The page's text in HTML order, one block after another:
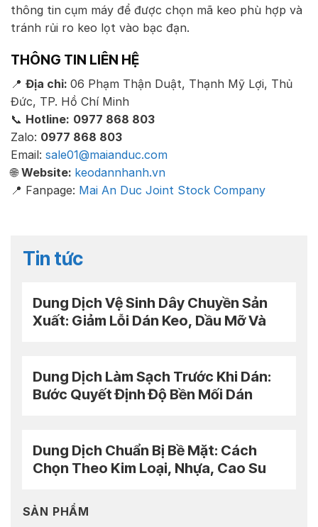
thông tin cụm máy để được chọn mã keo phù hợp và
tránh rủi ro keo lọt vào bạc đạn.
THÔNG TIN LIÊN HỆ
📍 Địa chỉ: 06 Phạm Thận Duật, Thạnh Mỹ Lợi, Thủ
Đức, TP. Hồ Chí Minh
📞 Hotline: 0977 868 803
Zalo: 0977 868 803
Email: sale01@maianduc.com
🌐 Website: keodannhanh.vn
📍 Fanpage: Mai An Duc Joint Stock Company
Tin tức
Dung Dịch Vệ Sinh Dây Chuyền Sản
Xuất: Giảm Lỗi Dán Keo, Dầu Mỡ Và
Dung Dịch Làm Sạch Trước Khi Dán:
Bước Quyết Định Độ Bền Mối Dán
Dung Dịch Chuẩn Bị Bề Mặt: Cách
Chọn Theo Kim Loại, Nhựa, Cao Su
SẢN PHẨM